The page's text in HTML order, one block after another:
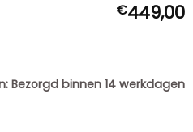
€449,00
Bezorgd binnen 14 werkdagen
Mangohout 240 cm aantal